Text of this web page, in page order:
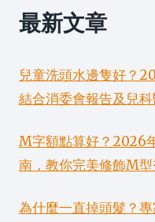
最新文章
兒童洗頭水邊隻好？
結合消委會報告及兒
M字額點算好？2026
南，教你完美修飾M型
為什麼一直掉頭髮？